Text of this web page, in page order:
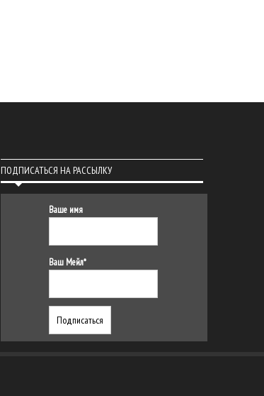
ПОДПИСАТЬСЯ НА РАССЫЛКУ
Ваше имя
Ваш Мейл*